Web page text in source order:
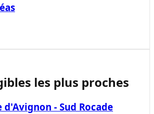
les plus proches
- Sud Rocade